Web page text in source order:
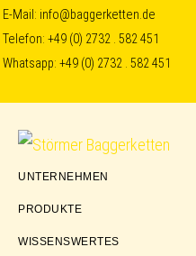
Skip
to
primary
navigation
Skip
to
content
Skip
to
E-Mail: info@baggerketten.de
Telefon:+49 (0) 2732 . 582 451
Whatsapp:+49 (0) 2732 . 582 451
Störmer
UNTERNEHMEN
PRODUKTE
WISSENSWERTES